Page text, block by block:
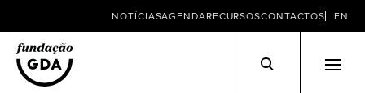
NOTÍCIASAGENDARECURSOSCONTACTOS EN